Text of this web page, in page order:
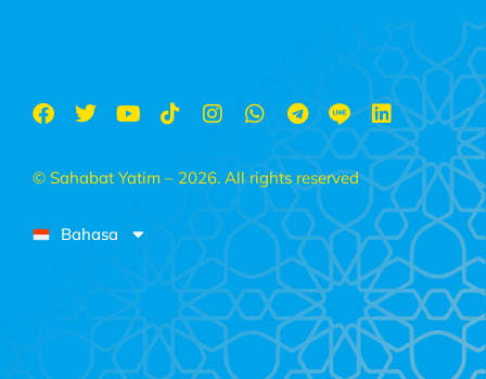
© Sahabat Yatim – 2026. All rights reserved
Bahasa